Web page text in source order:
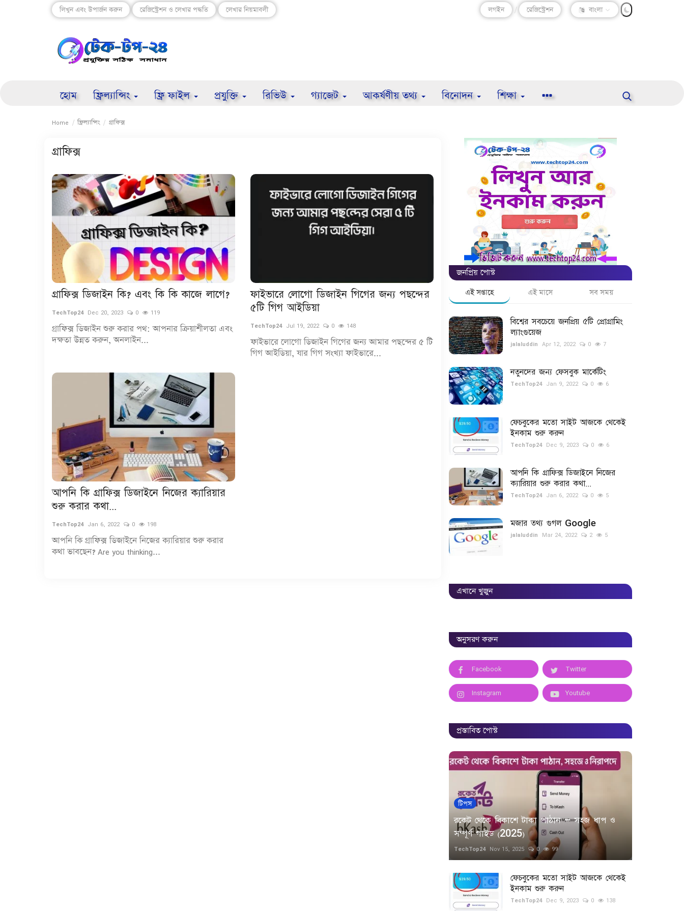
লিখুন এবং উপার্জন করুন রেজিস্ট্রেশন ও লেখার পদ্ধতি লেখার নিয়মাবলী লগইন / রেজিস্ট্রেশন বাংলা
হোম ফ্রিল্যান্সিং ফ্রি ফাইল প্রযুক্তি রিভিউ গ্যাজেট আকর্ষণীয় তথ্য বিনোদন শিক্ষা
Home ফ্রিল্যান্সিং গ্রাফিক্স
গ্রাফিক্স
গ্রাফিক্স ডিজাইন কি? এবং কি কি কাজে লাগে?
TechTop24 Dec 20, 2023 0 119
গ্রাফিক্স ডিজাইন শুরু করার পথ: আপনার ক্রিয়াশীলতা এবং
দক্ষতা উন্নত করুন, অনলাইন...
ফাইভারে লোগো ডিজাইন গিগের জন্য পছন্দের
৫টি গিগ আইডিয়া
TechTop24 Jul 19, 2022 0 148
ফাইভারে লোগো ডিজাইন গিগের জন্য আমার পছন্দের ৫ টি
গিগ আইডিয়া, যার গিগ সংখ্যা ফাইভারে...
আপনি কি গ্রাফিক্স ডিজাইনে নিজের ক্যারিয়ার
শুরু করার কথা...
TechTop24 Jan 6, 2022 0 198
আপনি কি গ্রাফিক্স ডিজাইনে নিজের ক্যারিয়ার শুরু করার
কথা ভাবছেন? Are you thinking...
জনপ্রিয় পোস্ট
এই সপ্তাহে এই মাসে সব সময়
বিশ্বের সবচেয়ে জনপ্রিয় ৫টি প্রোগ্রামিং
ল্যাংগুয়েজ
jalaluddin Apr 12, 2022 0 7
নতুনদের জন্য ফেসবুক মার্কেটিং
TechTop24 Jan 9, 2022 0 6
ফেচবুকের মতো সাইট আজকে থেকেই
ইনকাম শুরু করুন
TechTop24 Dec 9, 2023 0 6
আপনি কি গ্রাফিক্স ডিজাইনে নিজের
ক্যারিয়ার শুরু করার কথা...
TechTop24 Jan 6, 2022 0 5
মজার তথ্য গুগল Google
jalaluddin Mar 24, 2022 2 5
এখানে খুজুন
অনুসরণ করুন
Facebook Twitter
Instagram Youtube
প্রস্তাবিত পোস্ট
টিপস
রকেট থেকে বিকাশে টাকা পাঠান – সহজ ধাপ ও
সম্পূর্ণ গাইড (2025)
TechTop24 Nov 15, 2025 0 99
ফেচবুকের মতো সাইট আজকে থেকেই
ইনকাম শুরু করুন
TechTop24 Dec 9, 2023 0 138